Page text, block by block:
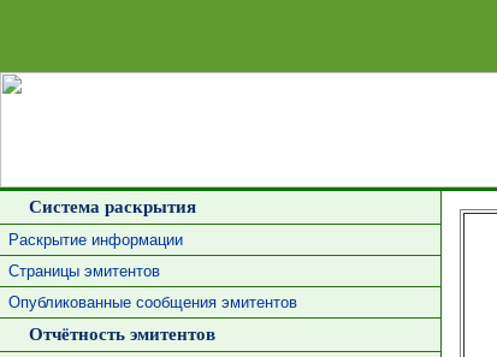
Система раскрытия
Раскрытие информации
Страницы эмитентов
Опубликованные сообщения эмитентов
Отчётность эмитентов